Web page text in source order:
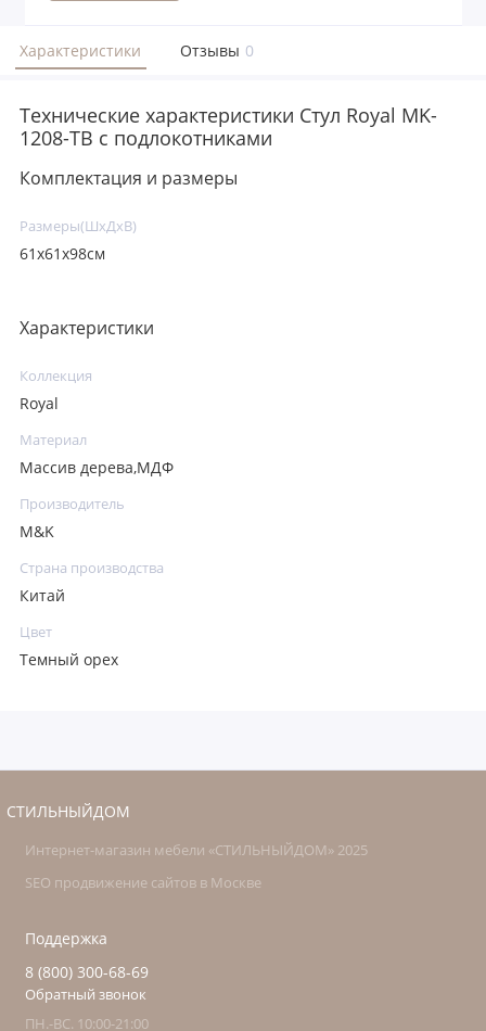
Характеристики Отзывы 0
Технические характеристики Стул Royal MK-
1208-TB с подлокотниками
Комплектация и размеры
Размеры(ШхДхВ)
61х61х98см
Характеристики
Коллекция
Royal
Материал
Массив дерева,МДФ
Производитель
M&K
Страна производства
Китай
Цвет
Темный орех
СТИЛЬНЫЙДОМ
Интернет-магазин мебели «СТИЛЬНЫЙДОМ» 2025
SEO продвижение сайтов в Москве
Поддержка
8 (800) 300-68-69
Обратный звонок
ПН.-ВС. 10:00-21:00